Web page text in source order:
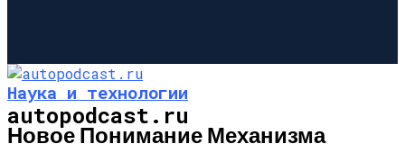
autopodcast.ru
Наука и технологии
Новое Понимание Механизма